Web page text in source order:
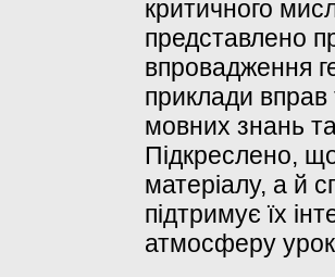
критичного
представлено
впровадження
приклади вправ
мовних знань
Підкреслено,
матеріалу, а й
підтримує їх
атмосферу